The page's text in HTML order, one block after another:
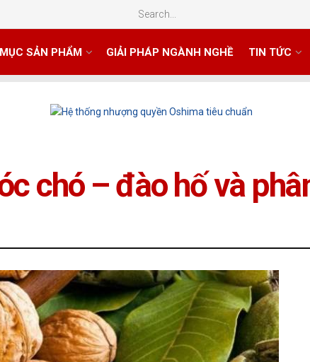
SẢN PHẨM GIẢI PHÁP NGÀNH NGHỀ TIN TỨC
chó – đào hố và